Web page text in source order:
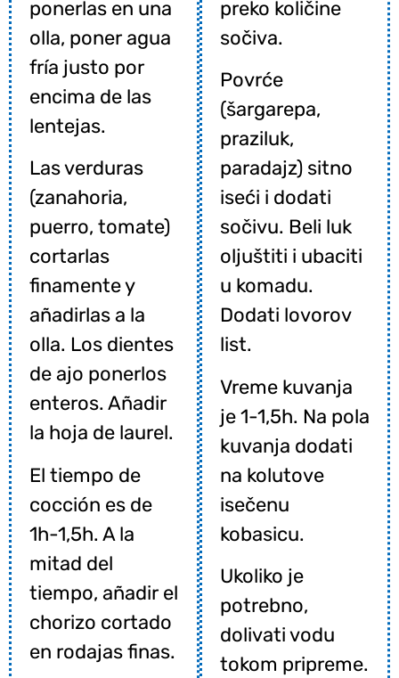
ponerlas en una
olla, poner agua
fría justo por
encima de las
lentejas.
Las verduras
(zanahoria,
puerro, tomate)
cortarlas
finamente y
añadirlas a la
olla. Los dientes
de ajo ponerlos
enteros. Añadir
la hoja de laurel.
El tiempo de
cocción es de
1h-1,5h. A la
mitad del
tiempo, añadir el
chorizo cortado
en rodajas finas.
preko količine
sočiva.
Povrće
(šargarepa,
praziluk,
paradajz) sitno
iseći i dodati
sočivu. Beli luk
oljuštiti i ubaciti
u komadu.
Dodati lovorov
list.
Vreme kuvanja
je 1-1,5h. Na pola
kuvanja dodati
na kolutove
isečenu
kobasicu.
Ukoliko je
potrebno,
dolivati vodu
tokom pripreme.